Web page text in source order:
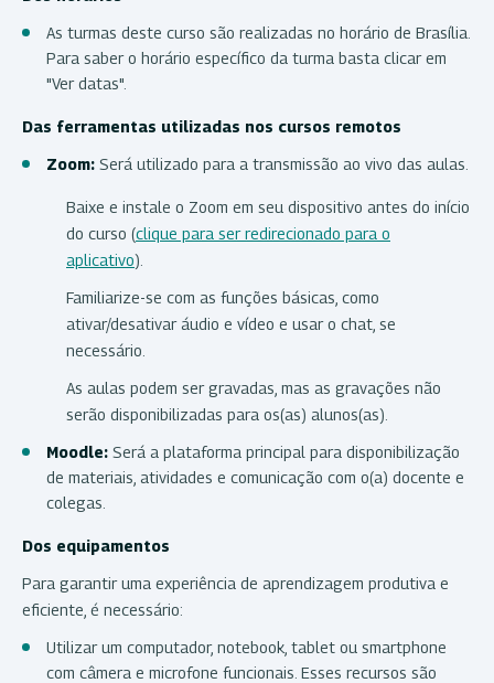
As turmas deste curso são realizadas no horário de Brasília.
Para saber o horário específico da turma basta clicar em
"Ver datas".
Das ferramentas utilizadas nos cursos remotos
Zoom: Será utilizado para a transmissão ao vivo das aulas.
Baixe e instale o Zoom em seu dispositivo antes do início
do curso (clique para ser redirecionado para o
aplicativo).
Familiarize-se com as funções básicas, como
ativar/desativar áudio e vídeo e usar o chat, se
necessário.
As aulas podem ser gravadas, mas as gravações não
serão disponibilizadas para os(as) alunos(as).
Moodle: Será a plataforma principal para disponibilização
de materiais, atividades e comunicação com o(a) docente e
colegas.
Dos equipamentos
Para garantir uma experiência de aprendizagem produtiva e
eficiente, é necessário:
Utilizar um computador, notebook, tablet ou smartphone
com câmera e microfone funcionais. Esses recursos são